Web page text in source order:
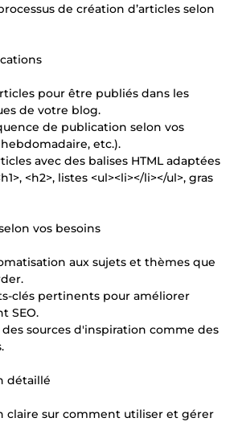
de création d’articles selon
pour être publiés dans les
de votre blog.
de publication selon vos
etc.).
avec des balises HTML adaptées
<h2>, listes <ul><li></li></ul>, gras
vos besoins
aux sujets et thèmes que
clés pertinents pour améliorer
SEO.
sources d'inspiration comme des
détaillé
claire sur comment utiliser et gérer